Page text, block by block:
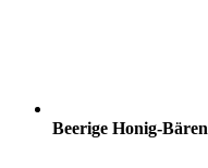
Beerige Honig-Bären